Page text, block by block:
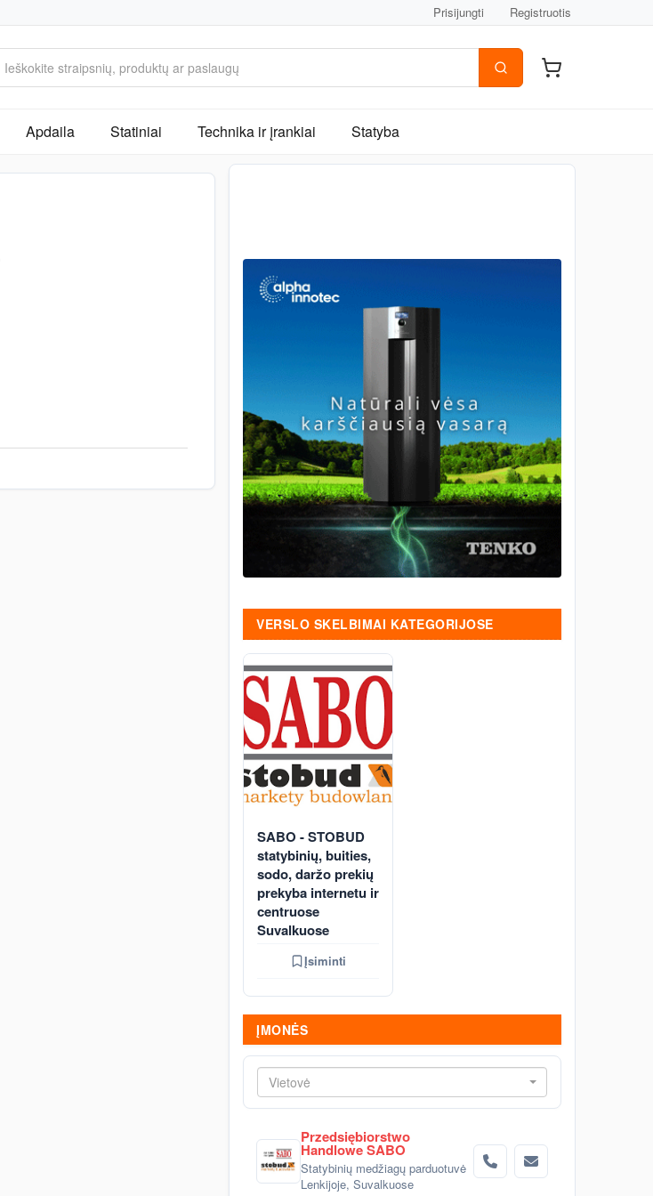
Prisijungti Registruotis
Apdaila Statiniai Technika ir įrankiai Statyba
VERSLO SKELBIMAI KATEGORIJOSE
SABO - STOBUD
statybinių, buities,
sodo, daržo prekių
prekyba internetu ir
centruose
Suvalkuose
Įsiminti
ĮMONĖS
Vietovė
Przedsiębiorstwo
Handlowe SABO
Statybinių medžiagų parduotuvė
Lenkijoje, Suvalkuose